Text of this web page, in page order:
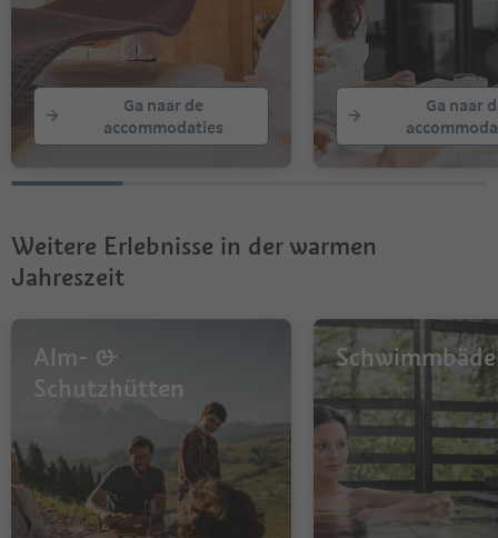
Ga naar de
accommodaties
Ga naar
Weitere Erlebnisse in der warmen
Jahreszeit
Alm- &
Schutzhütten